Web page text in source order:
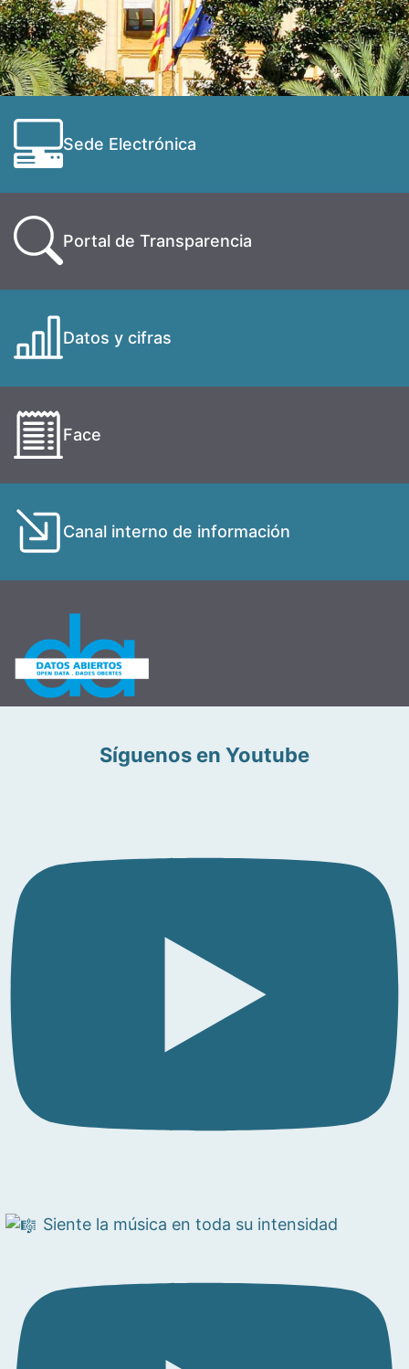
Sede Electrónica
Portal de Transparencia
Datos y cifras
Face
Canal interno de información
Síguenos en Youtube
Siente la música en toda su intensidad